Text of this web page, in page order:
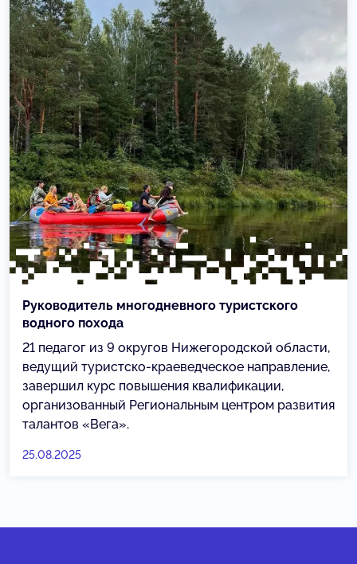
Руководитель многодневного туристского
водного похода
21 педагог из 9 округов Нижегородской области,
ведущий туристско-краеведческое направление,
завершил курс повышения квалификации,
организованный Региональным центром развития
талантов «Вега».
25.08.2025